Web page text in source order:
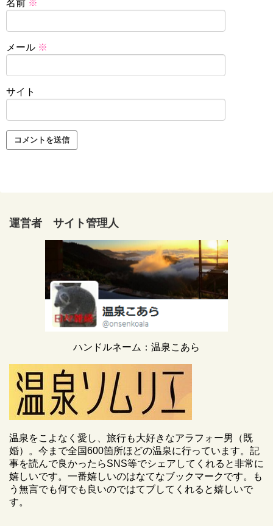
名前 ※
メール ※
サイト
運営者 サイト管理人
ハンドルネーム：温泉こあら
温泉をこよなく愛し、旅行も大好きなアラフォー男（既
婚）。今まで全国600箇所ほどの温泉に行っています。記
事を読んで良かったらSNS等でシェアしてくれると非常に
嬉しいです。一番嬉しいのはなてなブックマークです。も
う無言でも何でも良いのではてブしてくれると嬉しいで
す。